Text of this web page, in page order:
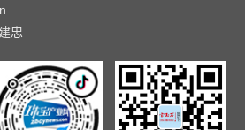
忠